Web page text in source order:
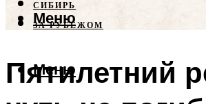
СИБИРЬ
ЗА РУБЕЖОМ
Меню
Меню
Пятилетний